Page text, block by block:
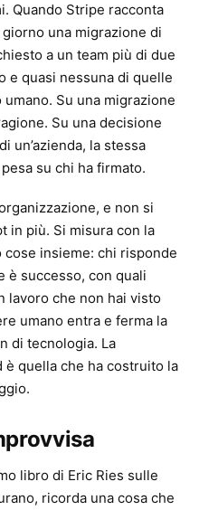
Quando Stripe racconta
una migrazione di
a un team più di due
e quasi nessuna di quelle
Su una migrazione
Su una decisione
un’azienda, la stessa
su chi ha firmato.
e non si
in più. Si misura con la
insieme: chi risponde
è successo, con quali
lavoro che non hai visto
umano entra e ferma la
di tecnologia. La
è quella che ha costruito la
libro di Eric Ries sulle
ricorda una cosa che